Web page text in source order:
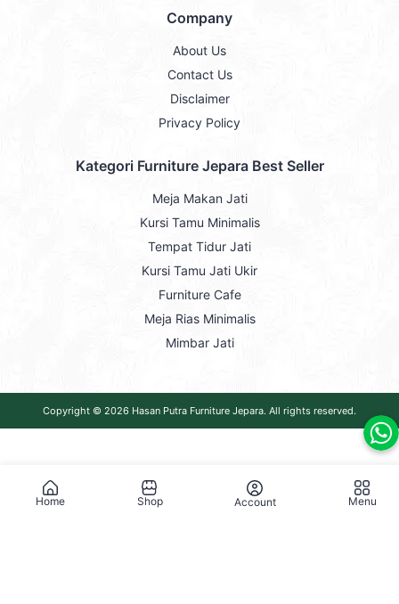
Company
About Us
Contact Us
Disclaimer
Privacy Policy
Kategori Furniture Jepara Best Seller
Meja Makan Jati
Kursi Tamu Minimalis
Tempat Tidur Jati
Kursi Tamu Jati Ukir
Furniture Cafe
Meja Rias Minimalis
Mimbar Jati
Copyright © 2026 Hasan Putra Furniture Jepara. All rights reserved.
Home Shop Account Menu